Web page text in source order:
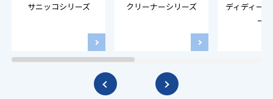
サニッコシリーズ
クリーナーシリーズ
ディディー
ーズ